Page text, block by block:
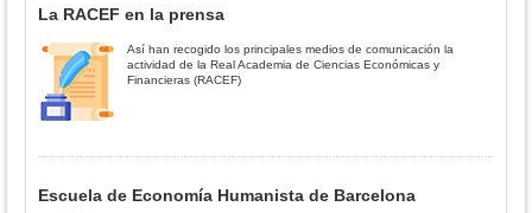
La RACEF en la prensa
Así han recogido los principales medios de comunicación la
actividad de la Real Academia de Ciencias Económicas y
Financieras (RACEF)
Escuela de Economía Humanista de Barcelona